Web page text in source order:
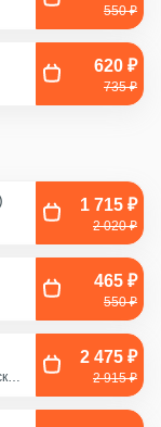
550 ₽
620 ₽
735 ₽
1 715 ₽
2 020 ₽
465 ₽
550 ₽
2 475 ₽
2 915 ₽